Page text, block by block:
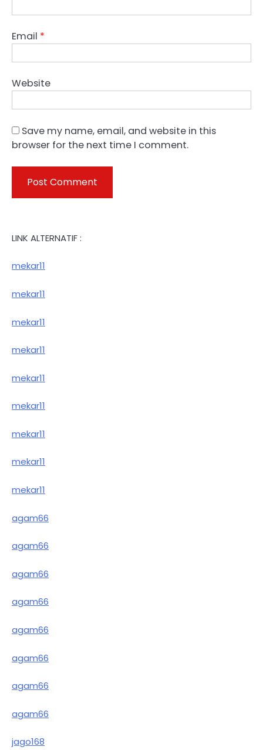
Email *
Website
Save my name, email, and website in this
browser for the next time I comment.
LINK ALTERNATIF :
mekar11
mekar11
mekar11
mekar11
mekar11
mekar11
mekar11
mekar11
mekar11
agam66
agam66
agam66
agam66
agam66
agam66
agam66
agam66
jago168